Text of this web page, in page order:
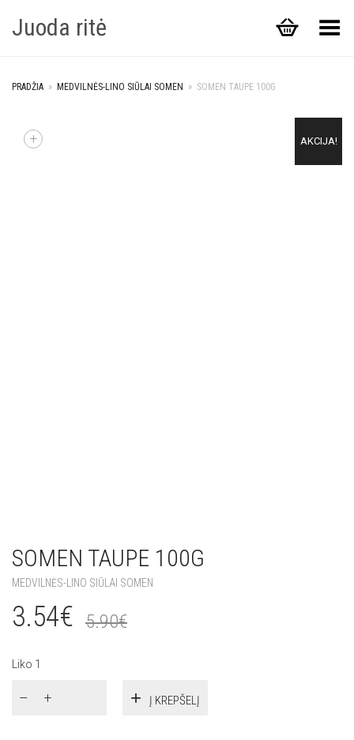
Juoda ritė Toggle Menu
PRADŽIA » MEDVILNĖS-LINO SIŪLAI SOMEN » SOMEN TAUPE 100G
AKCIJA!
+
SOMEN TAUPE 100G
MEDVILNĖS-LINO SIŪLAI SOMEN
5.90€
3.54€
Liko 1
Į KREPŠELĮ